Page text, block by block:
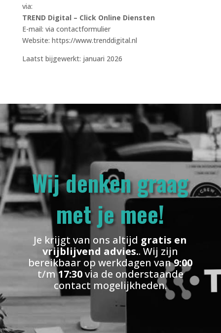
via:
TREND Digital – Click Online Diensten
E-mail: via contactformulier
Website: https://www.trenddigital.nl
Laatst bijgewerkt: januari 2026
Wij denken graag
met je mee!
Je krijgt van ons altijd gratis en
vrijblijvend advies.. Wij zijn
bereikbaar op werkdagen van9:00
t/m17:30via de onderstaande
contact mogelijkheden.